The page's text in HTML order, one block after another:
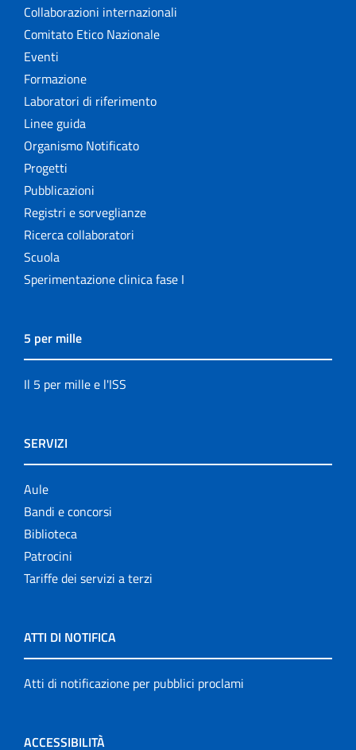
Collaborazioni internazionali
Comitato Etico Nazionale
Eventi
Formazione
Laboratori di riferimento
Linee guida
Organismo Notificato
Progetti
Pubblicazioni
Registri e sorveglianze
Ricerca collaboratori
Scuola
Sperimentazione clinica fase I
5 per mille
Il 5 per mille e l'ISS
SERVIZI
Aule
Bandi e concorsi
Biblioteca
Patrocini
Tariffe dei servizi a terzi
ATTI DI NOTIFICA
Atti di notificazione per pubblici proclami
ACCESSIBILITÀ